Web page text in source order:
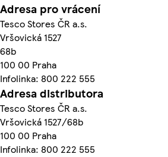
Adresa pro vrácení
Tesco Stores ČR a.s.
Vršovická 1527
68b
100 00 Praha
Infolinka: 800 222 555
Adresa distributora
Tesco Stores ČR a.s.
Vršovická 1527/68b
100 00 Praha
Infolinka: 800 222 555